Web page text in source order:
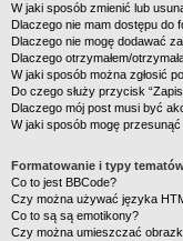
W jaki sposób zmienić lub
Dlaczego nie mam dostępu do
Dlaczego nie mogę dodawać
Dlaczego otrzymałem/
W jaki sposób można zgłosić
Do czego służy przycisk
Dlaczego mój post musi być
W jaki sposób mogę
Formatowanie i typy
Co to jest BBCode?
Czy można używać języka
Co to są są emotikony?
Czy można umieszczać